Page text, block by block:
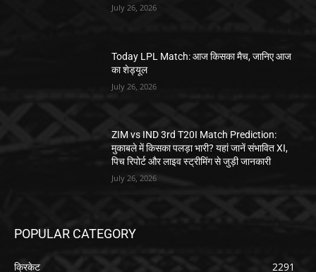
July 26, 2026
Today LPL Match: आज किसका मैच, जानिए आज
का शेड्यूल
July 26, 2026
ZIM vs IND 3rd T20I Match Prediction:
मुकाबले में किसका पलड़ा भारी? यहां जानें संभावित XI,
पिच रिपोर्ट और लाइव स्ट्रीमिंग से जुड़ी जानकारी
July 26, 2026
POPULAR CATEGORY
क्रिकेट
2291